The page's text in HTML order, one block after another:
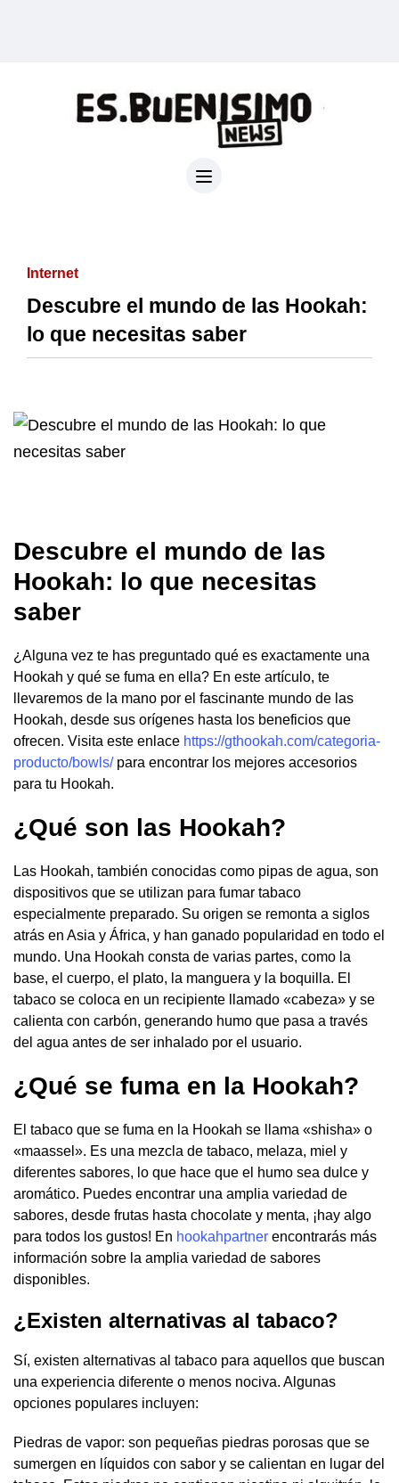
Internet
Descubre el mundo de las Hookah:
lo que necesitas saber
Descubre el mundo de las
Hookah: lo que necesitas
saber
¿Alguna vez te has preguntado qué es exactamente una
Hookah y qué se fuma en ella? En este artículo, te
llevaremos de la mano por el fascinante mundo de las
Hookah, desde sus orígenes hasta los beneficios que
ofrecen. Visita este enlace https://gthookah.com/categoria-
producto/bowls/para encontrar los mejores accesorios
para tu Hookah.
¿Qué son las Hookah?
Las Hookah, también conocidas como pipas de agua, son
dispositivos que se utilizan para fumar tabaco
especialmente preparado. Su origen se remonta a siglos
atrás en Asia y África, y han ganado popularidad en todo el
mundo. Una Hookah consta de varias partes, como la
base, el cuerpo, el plato, la manguera y la boquilla. El
tabaco se coloca en un recipiente llamado «cabeza» y se
calienta con carbón, generando humo que pasa a través
del agua antes de ser inhalado por el usuario.
¿Qué se fuma en la Hookah?
El tabaco que se fuma en la Hookah se llama «shisha» o
«maassel». Es una mezcla de tabaco, melaza, miel y
diferentes sabores, lo que hace que el humo sea dulce y
aromático. Puedes encontrar una amplia variedad de
sabores, desde frutas hasta chocolate y menta, ¡hay algo
para todos los gustos! En hookahpartner encontrarás más
información sobre la amplia variedad de sabores
disponibles.
¿Existen alternativas al tabaco?
Sí, existen alternativas al tabaco para aquellos que buscan
una experiencia diferente o menos nociva. Algunas
opciones populares incluyen:
Piedras de vapor: son pequeñas piedras porosas que se
sumergen en líquidos con sabor y se calientan en lugar del